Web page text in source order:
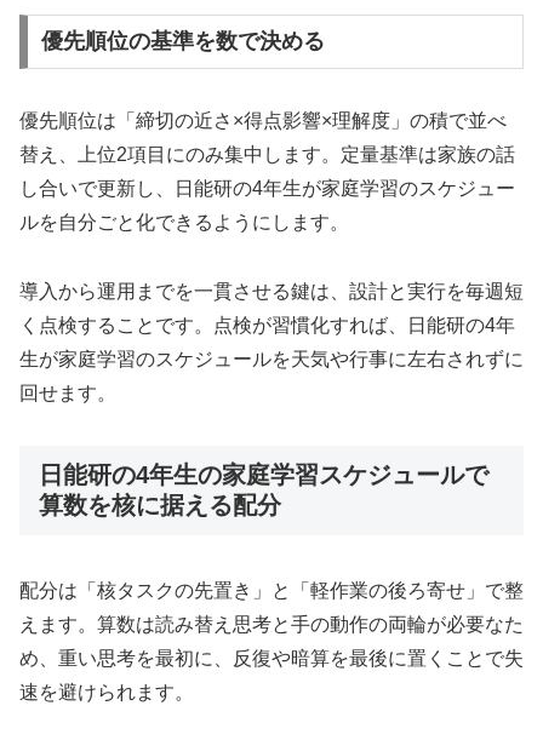
優先順位の基準を数で決める
優先順位は「締切の近さ×得点影響×理解度」の積で並べ
替え、上位2項目にのみ集中します。定量基準は家族の話
し合いで更新し、日能研の4年生が家庭学習のスケジュー
ルを自分ごと化できるようにします。
導入から運用までを一貫させる鍵は、設計と実行を毎週短
く点検することです。点検が習慣化すれば、日能研の4年
生が家庭学習のスケジュールを天気や行事に左右されずに
回せます。
日能研の4年生の家庭学習スケジュールで
算数を核に据える配分
配分は「核タスクの先置き」と「軽作業の後ろ寄せ」で整
えます。算数は読み替え思考と手の動作の両輪が必要なた
め、重い思考を最初に、反復や暗算を最後に置くことで失
速を避けられます。